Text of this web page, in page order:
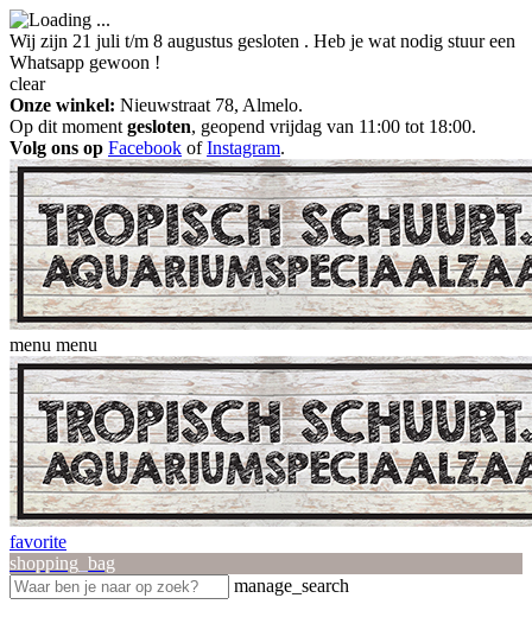
Wij zijn 21 juli t/m 8 augustus gesloten . Heb je wat nodig stuur een
Whatsapp gewoon !
clear
Onze winkel: Nieuwstraat 78, Almelo.
Op dit moment gesloten, geopend vrijdag van 11:00 tot 18:00.
Volg ons op Facebook ofInstagram.
menu menu
favorite
shopping_bag
manage_search